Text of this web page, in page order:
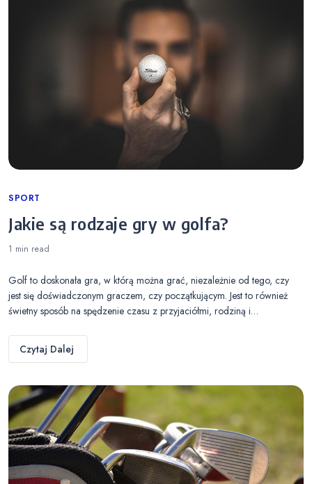
Categories
SPORT
Jakie są rodzaje gry w golfa?
1 min read
Golf to doskonała gra, w którą można grać, niezależnie od tego, czy
jest się doświadczonym graczem, czy początkującym. Jest to również
świetny sposób na spędzenie czasu z przyjaciółmi, rodziną i…
Czytaj Dalej